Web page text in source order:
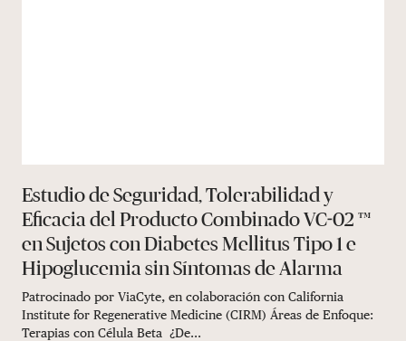
Estudio de Seguridad, Tolerabilidad y
Eficacia del Producto Combinado VC-02 ™
en Sujetos con Diabetes Mellitus Tipo 1 e
Hipoglucemia sin Síntomas de Alarma
Patrocinado por ViaCyte, en colaboración con California
Institute for Regenerative Medicine (CIRM) Áreas de Enfoque:
Terapias con Célula Beta ¿De...